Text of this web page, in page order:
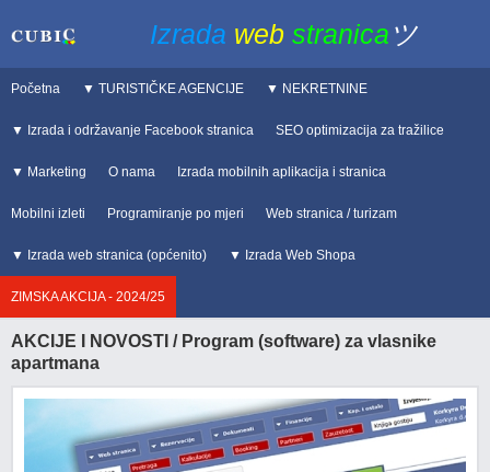
Izrada web stranica ツ
Početna ▼ TURISTIČKE AGENCIJE ▼ NEKRETNINE
▼ Izrada i održavanje Facebook stranica SEO optimizacija za tražilice
▼ Marketing O nama Izrada mobilnih aplikacija i stranica
Mobilni izleti Programiranje po mjeri Web stranica / turizam
▼ Izrada web stranica (općenito) ▼ Izrada Web Shopa
ZIMSKA AKCIJA - 2024/25
AKCIJE I NOVOSTI / Program (software) za vlasnike
apartmana